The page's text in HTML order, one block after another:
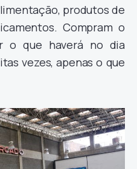
produtos de
Compram o
o que haverá no dia
vezes, apenas o que